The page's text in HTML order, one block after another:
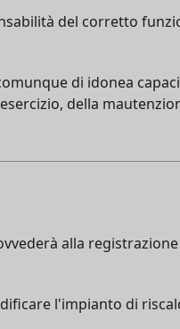
del corretto
di idonea
della
alla
l'impianto di